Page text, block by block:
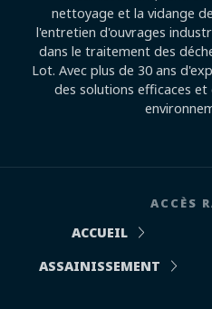
nettoyage et la vidange
l'entretien d'ouvrages
dans le traitement des
Lot. Avec plus de 30 ans
des solutions efficaces
ACCÈS
ACCUEIL
ASSAINISSEMENT